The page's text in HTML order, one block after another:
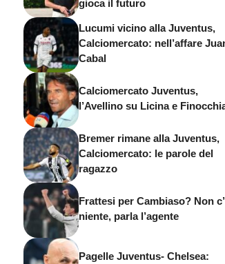
gioca il futuro
Lucumi vicino alla Juventus,
Calciomercato: nell’affare
Cabal
Calciomercato Juventus,
l’Avellino su Licina e
Bremer rimane alla Juventus,
Calciomercato: le parole del
ragazzo
Frattesi per Cambiaso? Non
niente, parla l’agente
Pagelle Juventus- Chelsea: